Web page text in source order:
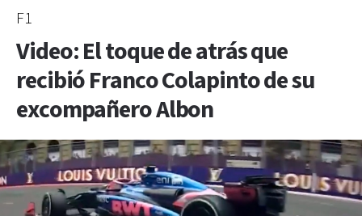
F1
Video: El toque de atrás que
recibió Franco Colapinto de su
excompañero Albon